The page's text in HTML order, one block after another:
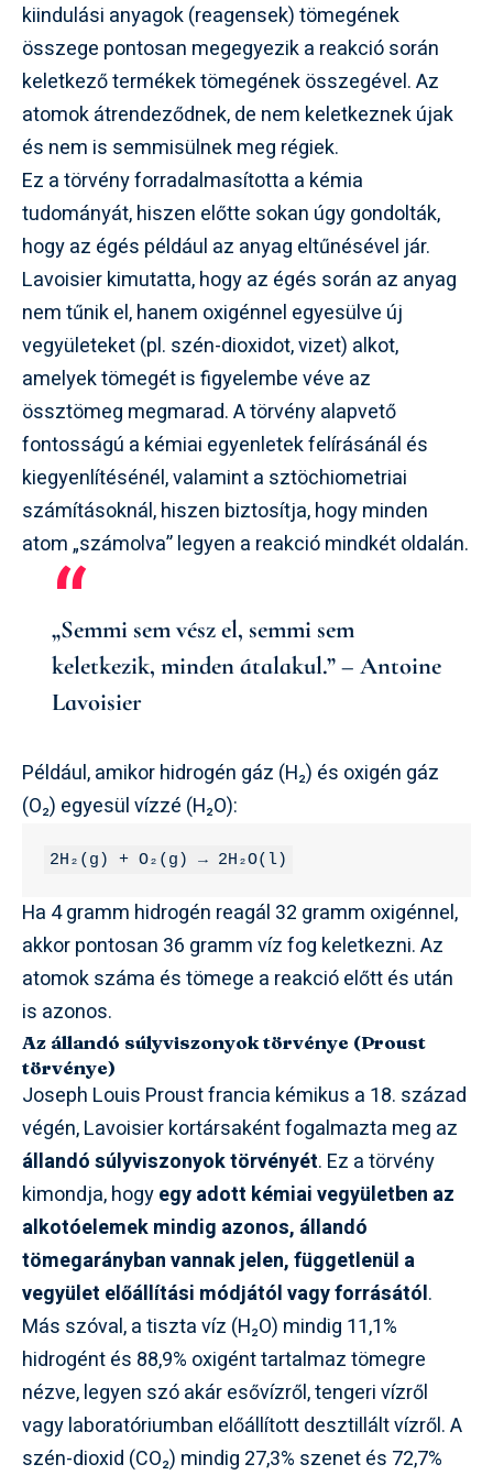
kiindulási anyagok (reagensek) tömegének
összege pontosan megegyezik a reakció során
keletkező termékek tömegének összegével. Az
atomok átrendeződnek, de nem keletkeznek újak
és nem is semmisülnek meg régiek.
Ez a törvény forradalmasította a kémia
tudományát, hiszen előtte sokan úgy gondolták,
hogy az égés például az anyag eltűnésével jár.
Lavoisier kimutatta, hogy az égés során az anyag
nem tűnik el, hanem oxigénnel egyesülve új
vegyületeket (pl. szén-dioxidot, vizet) alkot,
amelyek tömegét is figyelembe véve az
össztömeg megmarad. A törvény alapvető
fontosságú a kémiai egyenletek felírásánál és
kiegyenlítésénél, valamint a sztöchiometriai
számításoknál, hiszen biztosítja, hogy minden
atom „számolva” legyen a reakció mindkét oldalán.
„Semmi sem vész el, semmi sem
keletkezik, minden átalakul.” – Antoine
Lavoisier
Például, amikor hidrogén gáz (H₂) és oxigén gáz
(O₂) egyesül vízzé (H₂O):
2H₂(g) + O₂(g) → 2H₂O(l)
Ha 4 gramm hidrogén reagál 32 gramm oxigénnel,
akkor pontosan 36 gramm víz fog keletkezni. Az
atomok száma és tömege a reakció előtt és után
is azonos.
Az állandó súlyviszonyok törvénye (Proust
törvénye)
Joseph Louis Proust francia kémikus a 18. század
végén, Lavoisier kortársaként fogalmazta meg az
állandó súlyviszonyok törvényét. Ez a törvény
kimondja, hogyegy adott kémiai vegyületben az
alkotóelemek mindig azonos, állandó
tömegarányban vannak jelen, függetlenül a
vegyület előállítási módjától vagy forrásától.
Más szóval, a tiszta víz (H₂O) mindig 11,1%
hidrogént és 88,9% oxigént tartalmaz tömegre
nézve, legyen szó akár esővízről, tengeri vízről
vagy laboratóriumban előállított desztillált vízről. A
szén-dioxid (CO₂) mindig 27,3% szenet és 72,7%